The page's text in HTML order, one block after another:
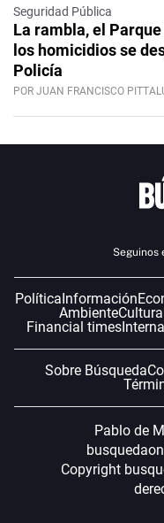
Seguridad Pública
La rambla, el
los homicidios se
Policía
POR JUAN FRANCISCO
Seguinos
Política Información
AmbienteCultura
Financial times
Sobre Búsqueda
Pablo de
Copyright